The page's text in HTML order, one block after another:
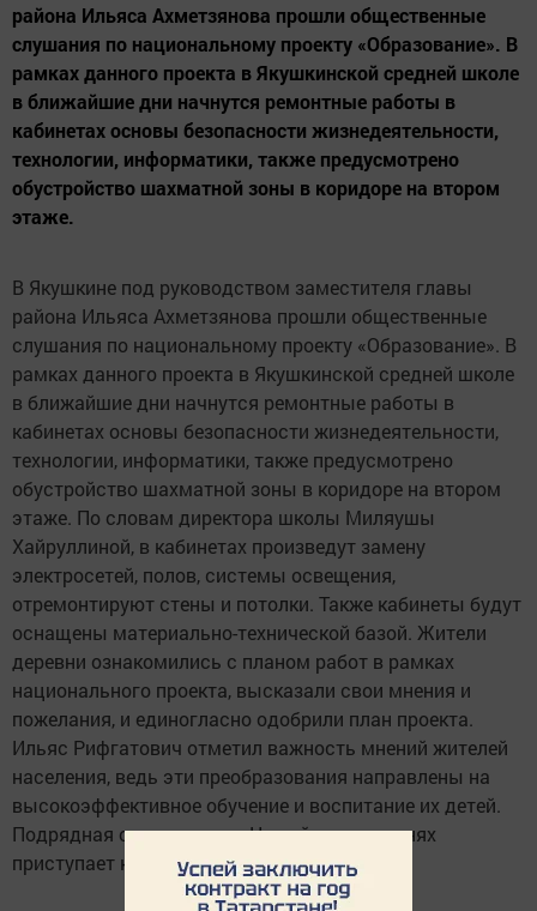
района Ильяса Ахметзянова прошли общественные
слушания по национальному проекту «Образование». В
рамках данного проекта в Якушкинской средней школе
в ближайшие дни начнутся ремонтные работы в
кабинетах основы безопасности жизнедеятельности,
технологии, информатики, также предусмотрено
обустройство шахматной зоны в коридоре на втором
этаже.
В Якушкине под руководством заместителя главы
района Ильяса Ахметзянова прошли общественные
слушания по национальному проекту «Образование». В
рамках данного проекта в Якушкинской средней школе
в ближайшие дни начнутся ремонтные работы в
кабинетах основы безопасности жизнедеятельности,
технологии, информатики, также предусмотрено
обустройство шахматной зоны в коридоре на втором
этаже. По словам директора школы Миляушы
Хайруллиной, в кабинетах произведут замену
электросетей, полов, системы освещения,
отремонтируют стены и потолки. Также кабинеты будут
оснащены материально-технической базой. Жители
деревни ознакомились с планом работ в рамках
национального проекта, высказали свои мнения и
пожелания, и единогласно одобрили план проекта.
Ильяс Рифгатович отметил важность мнений жителей
населения, ведь эти преобразования направлены на
высокоэффективное обучение и воспитание их детей.
Подрядная организация «Новый дом» на днях
приступает к реализации проекта.